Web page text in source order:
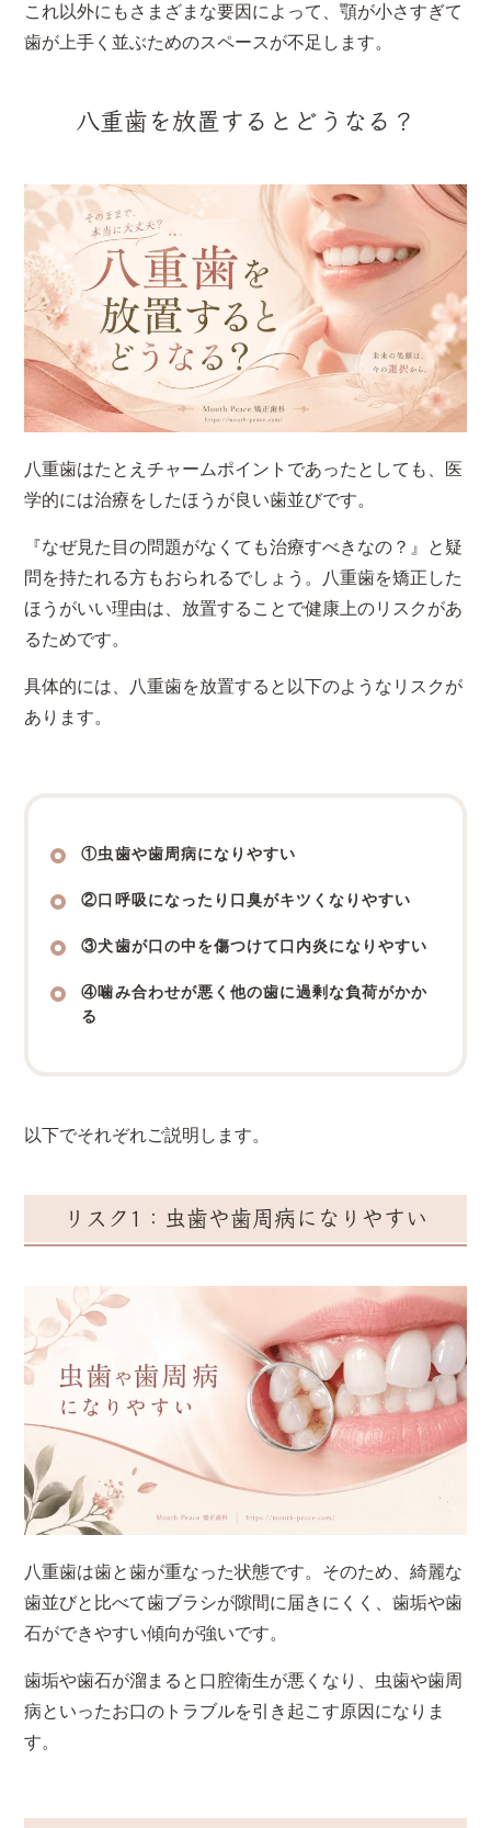
これ以外にもさまざまな要因によって、顎が小さすぎて
歯が上手く並ぶためのスペースが不足します。
八重歯を放置するとどうなる？
八重歯はたとえチャームポイントであったとしても、医
学的には治療をしたほうが良い歯並びです。
『なぜ見た目の問題がなくても治療すべきなの？』と疑
問を持たれる方もおられるでしょう。八重歯を矯正した
ほうがいい理由は、放置することで健康上のリスクがあ
るためです。
具体的には、八重歯を放置すると以下のようなリスクが
あります。
①虫歯や歯周病になりやすい
②口呼吸になったり口臭がキツくなりやすい
③犬歯が口の中を傷つけて口内炎になりやすい
④噛み合わせが悪く他の歯に過剰な負荷がかか
る
以下でそれぞれご説明します。
リスク1：虫歯や歯周病になりやすい
八重歯は歯と歯が重なった状態です。そのため、綺麗な
歯並びと比べて歯ブラシが隙間に届きにくく、歯垢や歯
石ができやすい傾向が強いです。
歯垢や歯石が溜まると口腔衛生が悪くなり、虫歯や歯周
病といったお口のトラブルを引き起こす原因になりま
す。